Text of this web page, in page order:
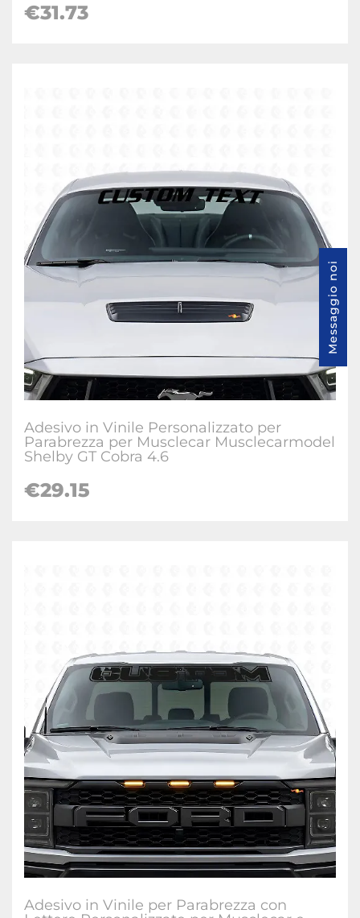
€31.73
Adesivo in Vinile Personalizzato per
Parabrezza per Musclecar Musclecarmodel
Shelby GT Cobra 4.6
€29.15
Adesivo in Vinile per Parabrezza con
Messaggio noi